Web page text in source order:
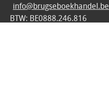
info@brugseboekhandel.be
BTW: BE0888.246.816